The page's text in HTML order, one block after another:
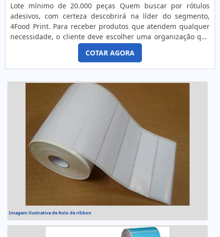
Lote mínimo de 20.000 peças Quem buscar por rótulos
adesivos, com certeza descobrirá na líder do segmento,
4Food Print. Para receber produtos que atendem qualquer
necessidade, o cliente deve escolher uma organização que
se destaque por um bom suporte pré-venda e tenha ampla
experiência no ramo.MAIS DETALHES INTERESSANTES
SOBRE RÓTULOS ADESIVOSQuem precisa de rótulos
serviços, consegue encont...
COTAR AGORA
Imagem ilustrativa de Rolo de ribbon